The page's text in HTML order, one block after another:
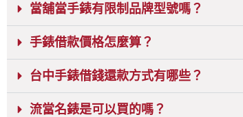
當舖當手錶有限制品牌型號嗎？
手錶借款價格怎麼算？
台中手錶借錢還款方式有哪些？
流當名錶是可以買的嗎？